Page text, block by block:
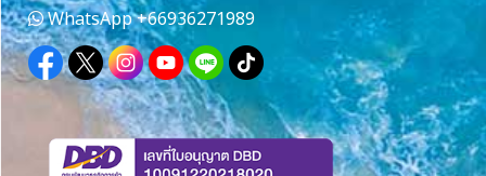
WhatsApp+66936271989